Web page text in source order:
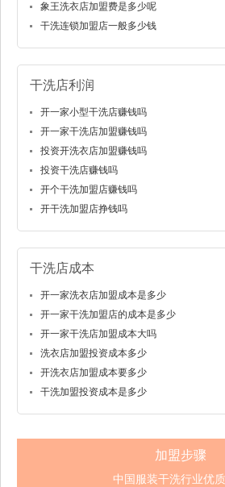
象王洗衣店加盟费是多少呢
干洗连锁加盟店一般多少钱
干洗店利润
开一家小型干洗店赚钱吗
开一家干洗店加盟赚钱吗
投资开洗衣店加盟赚钱吗
投资干洗店赚钱吗
开个干洗加盟店赚钱吗
开干洗加盟店挣钱吗
干洗店成本
开一家洗衣店加盟成本是多少
开一家干洗加盟店的成本是多少
开一家干洗店加盟成本大吗
洗衣店加盟投资成本多少
开洗衣店加盟成本要多少
干洗加盟投资成本是多少
加盟步骤
中国服装干洗行业优